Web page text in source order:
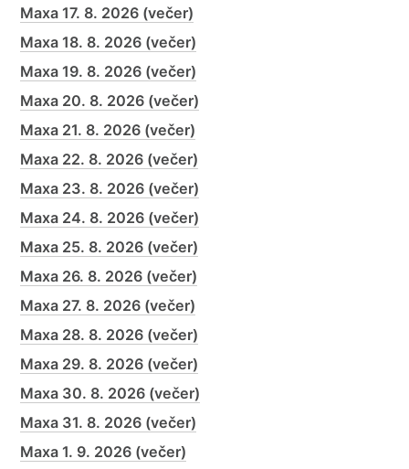
Maxa 17. 8. 2026 (večer)
Maxa 18. 8. 2026 (večer)
Maxa 19. 8. 2026 (večer)
Maxa 20. 8. 2026 (večer)
Maxa 21. 8. 2026 (večer)
Maxa 22. 8. 2026 (večer)
Maxa 23. 8. 2026 (večer)
Maxa 24. 8. 2026 (večer)
Maxa 25. 8. 2026 (večer)
Maxa 26. 8. 2026 (večer)
Maxa 27. 8. 2026 (večer)
Maxa 28. 8. 2026 (večer)
Maxa 29. 8. 2026 (večer)
Maxa 30. 8. 2026 (večer)
Maxa 31. 8. 2026 (večer)
Maxa 1. 9. 2026 (večer)